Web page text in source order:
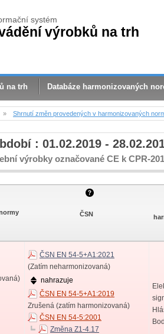
systém
výrobků na trh
na trh Databáze harmonizovaných
» Shrnutí změn provedených v harmonizovaných
: 01.02.2019 -
výrobky označované CE k CPR-
ČSN
ČSN EN 54-5+A1:2021
(Zatím neharmonizovaná)
nahrazuje
ČSN EN 54-5+A1:2019
Zrušená (zatím harmonizovaná)
ČSN EN 54-5:2001
Změna Z1-4.17